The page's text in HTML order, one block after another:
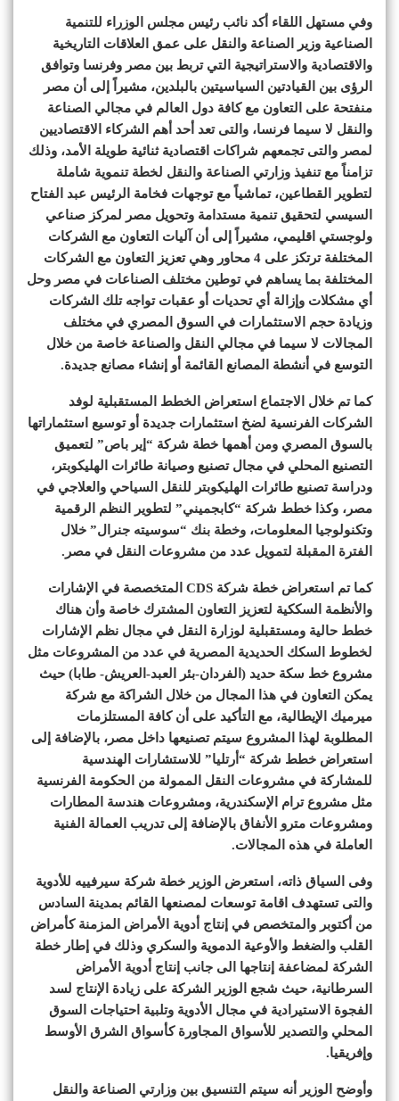
وفي مستهل اللقاء أكد نائب رئيس مجلس الوزراء للتنمية
الصناعية وزير الصناعة والنقل على عمق العلاقات التاريخية
والاقتصادية والاستراتيجية التي تربط بين مصر وفرنسا وتوافق
الرؤى بين القيادتين السياسيتين بالبلدين، مشيراً إلى أن مصر
منفتحة على التعاون مع كافة دول العالم في مجالي الصناعة
والنقل لا سيما فرنسا، والتى تعد أحد أهم الشركاء الاقتصاديين
لمصر والتى تجمعهم شراكات اقتصادية ثنائية طويلة الأمد، وذلك
تزامناً مع تنفيذ وزارتي الصناعة والنقل لخطة تنموية شاملة
لتطوير القطاعين، تماشياً مع توجهات فخامة الرئيس عبد الفتاح
السيسي لتحقيق تنمية مستدامة وتحويل مصر لمركز صناعي
ولوجستي اقليمي، مشيراً إلى أن آليات التعاون مع الشركات
المختلفة ترتكز على 4 محاور وهي تعزيز التعاون مع الشركات
المختلفة بما يساهم في توطين مختلف الصناعات في مصر وحل
أي مشكلات وإزالة أي تحديات أو عقبات تواجه تلك الشركات
وزيادة حجم الاستثمارات في السوق المصري في مختلف
المجالات لا سيما في مجالي النقل والصناعة خاصة من خلال
التوسع في أنشطة المصانع القائمة أو إنشاء مصانع جديدة.
كما تم خلال الاجتماع استعراض الخطط المستقبلية لوفد
الشركات الفرنسية لضخ استثمارات جديدة أو توسيع استثماراتها
بالسوق المصري ومن أهمها خطة شركة “إير باص” لتعميق
التصنيع المحلي في مجال تصنيع وصيانة طائرات الهليكوبتر،
ودراسة تصنيع طائرات الهليكوبتر للنقل السياحي والعلاجي في
مصر، وكذا خطط شركة “كابجميني” لتطوير النظم الرقمية
وتكنولوجيا المعلومات، وخطة بنك “سوسيته جنرال” خلال
الفترة المقبلة لتمويل عدد من مشروعات النقل في مصر.
كما تم استعراض خطة شركة CDS المتخصصة في الإشارات
والأنظمة السككية لتعزيز التعاون المشترك خاصة وأن هناك
خطط حالية ومستقبلية لوزارة النقل في مجال نظم الإشارات
لخطوط السكك الحديدية المصرية في عدد من المشروعات مثل
مشروع خط سكة حديد (الفردان-بئر العبد-العريش- طابا) حيث
يمكن التعاون في هذا المجال من خلال الشراكة مع شركة
ميرميك الإيطالية، مع التأكيد على أن كافة المستلزمات
المطلوبة لهذا المشروع سيتم تصنيعها داخل مصر، بالإضافة إلى
استعراض خطط شركة “أرتليا” للاستشارات الهندسية
للمشاركة في مشروعات النقل الممولة من الحكومة الفرنسية
مثل مشروع ترام الإسكندرية، ومشروعات هندسة المطارات
ومشروعات مترو الأنفاق بالإضافة إلى تدريب العمالة الفنية
العاملة في هذه المجالات.
وفى السياق ذاته، استعرض الوزير خطة شركة سيرفييه للأدوية
والتى تستهدف اقامة توسعات لمصنعها القائم بمدينة السادس
من أكتوبر والمتخصص في إنتاج أدوية الأمراض المزمنة كأمراض
القلب والضغط والأوعية الدموية والسكري وذلك في إطار خطة
الشركة لمضاعفة إنتاجها الى جانب إنتاج أدوية الأمراض
السرطانية، حيث شجع الوزير الشركة على زيادة الإنتاج لسد
الفجوة الاستيرادية في مجال الأدوية وتلبية احتياجات السوق
المحلي والتصدير للأسواق المجاورة كأسواق الشرق الأوسط
وإفريقيا.
وأوضح الوزير أنه سيتم التنسيق بين وزارتي الصناعة والنقل